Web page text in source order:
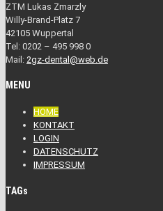
ZTM Lukas Zmarzly
Willy-Brand-Platz 7
42105 Wuppertal
Tel: 0202 – 495 998 0
Mail: 2gz-dental@web.de
MENU
HOME
KONTAKT
LOGIN
DATENSCHUTZ
IMPRESSUM
TAGs